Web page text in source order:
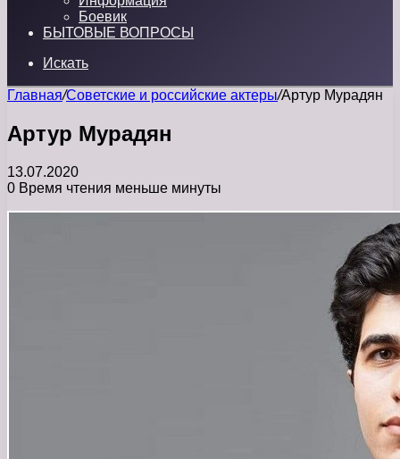
Боевик
БЫТОВЫЕ ВОПРОСЫ
Искать
Главная/Советские и российские актеры/Артур Мурадян
Артур Мурадян
13.07.2020
0 Время чтения меньше минуты